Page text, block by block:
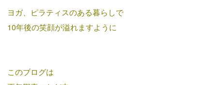
ヨガ、ピラティスのある暮らしで
10年後の笑顔が溢れますように
このブログは